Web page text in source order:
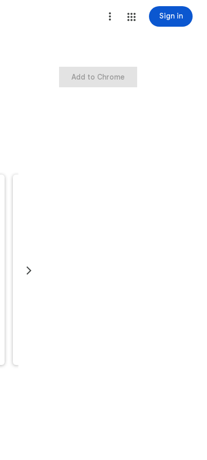
Sign in
Add to Chrome